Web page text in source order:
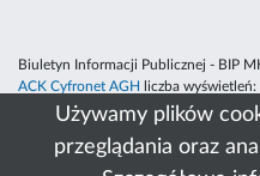
Używamy plików
przeglądania oraz
Biuletyn Informacji Publicznej - BIP
ACK Cyfronet AGH
liczba wyświetleń: